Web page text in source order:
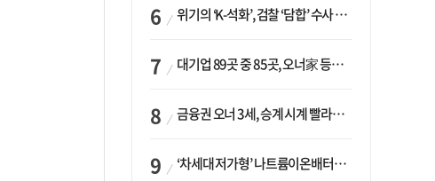
위기의 ‘K-석화’, 검찰 ‘담합’ 수사 착수…“LG·한화·롯데 등 7개 업체, 8개 제품 가격 담합”
대기업 89곳 중 85곳, 오너家 등기임원 겸직…BS 46곳·SM 45곳 ‘족벌경영’ 고착화
금융권 오너 3세, 승계 시계 빨라지나…한국투자 ‘속도’·미래에셋·메리츠는 ‘거리두기’
‘차세대 저가형’ 나트륨이온배터리 시대 오나…LG화학·에코프로, 상용화 속도낸다